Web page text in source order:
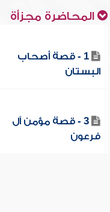
المحاضرة مجزأة
1 - قصة أصحاب
البستان
3 - قصة مؤمن آل
فرعون